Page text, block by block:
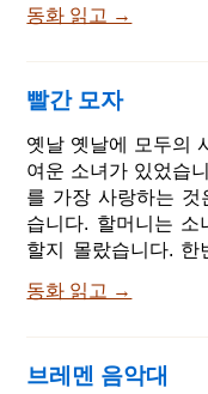
되었고, 큰 나무 아래
습니다. 악사가 이리
면 앞발로 이 갈라진
그의 말대로
습니다. 왜냐하면,
은 창문 가에 서서 정
았습니다. 그 화단
식물)이 심겨 있었는
띠고 신선해 보여 그
먹고 싶었습니다. 그
지만, 라푼첼을 먹을
에 부인은 날마다 야
모습을 본 남편은
에서 먹을 라푼첼을
동화 읽고 →
빨간 모자
옛날 옛날에 모두의
여운 소녀가 있었습
를 가장 사랑하는 것
습니다. 할머니는 소
할지 몰랐습니다. 한
물했습니다. 소녀에
는 '빨간 모자'라고
동화 읽고 →
브레멘 음악대